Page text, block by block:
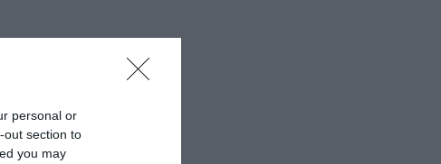
personal or
out section to
you may